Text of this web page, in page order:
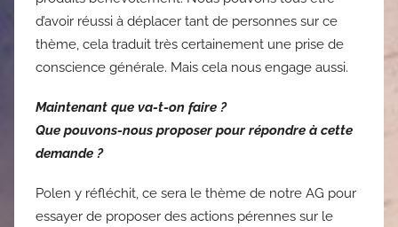
d’avoir réussi à déplacer tant de personnes sur ce
thème, cela traduit très certainement une prise de
conscience générale. Mais cela nous engage aussi.
Maintenant que va-t-on faire ?
Que pouvons-nous proposer pour répondre à cette
demande ?
Polen y réfléchit, ce sera le thème de notre AG pour
essayer de proposer des actions pérennes sur le